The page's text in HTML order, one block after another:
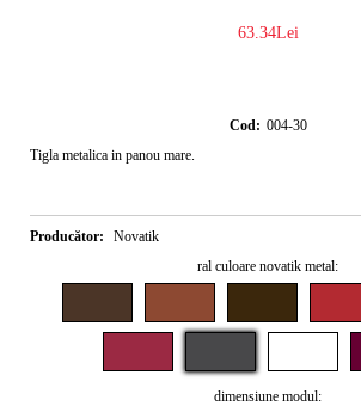
63.34Lei
Cod: 004-30
Tigla metalica in panou mare.
Producător:
Novatik
ral culoare novatik metal:
dimensiune modul: